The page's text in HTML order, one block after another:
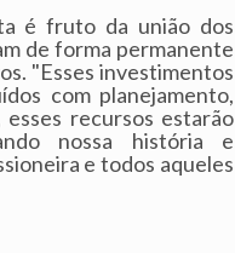
é fruto da união dos
de forma permanente
"Esses investimentos
com planejamento,
recursos estarão
nossa história e
e todos aqueles